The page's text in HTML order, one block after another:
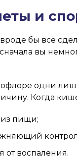
и
бы всё
вы
одни
Когда
из пищи;
от воспаления.